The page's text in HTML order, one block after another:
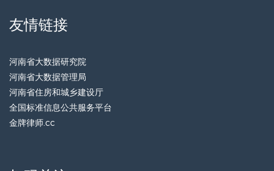
友情链接
河南省大数据研究院
河南省大数据管理局
河南省住房和城乡建设厅
全国标准信息公共服务平台
金牌律师.cc